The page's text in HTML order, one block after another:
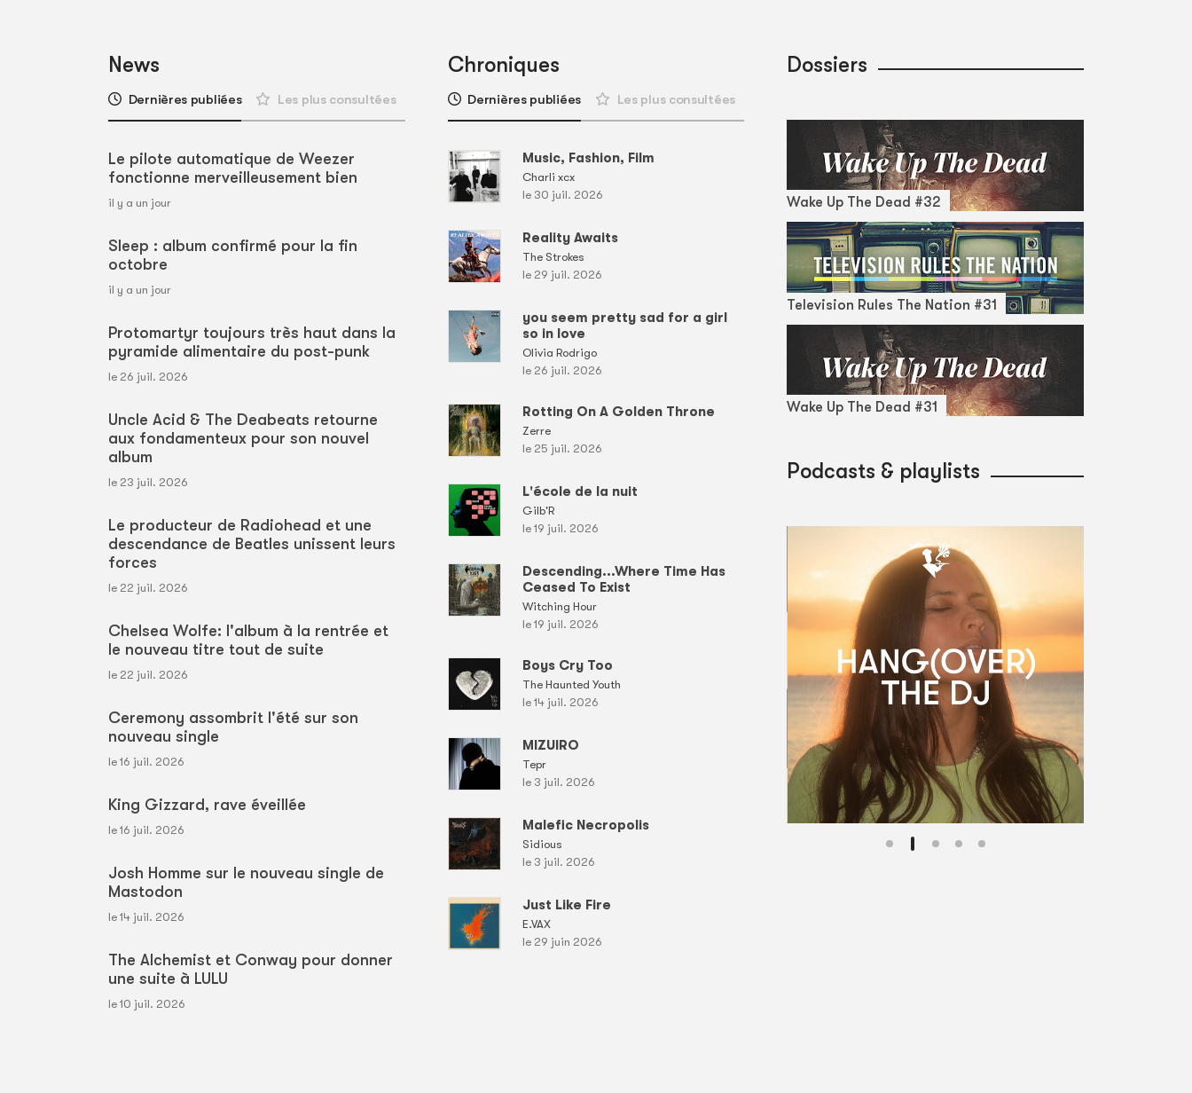
News
Dernières publiées Les plus consultées
Le pilote automatique de Weezer
fonctionne merveilleusement bien
il y a un jour
Sleep : album confirmé pour la fin
octobre
il y a un jour
Protomartyr toujours très haut dans la
pyramide alimentaire du post-punk
le 26 juil. 2026
Uncle Acid & The Deabeats retourne
aux fondamenteux pour son nouvel
album
le 23 juil. 2026
Le producteur de Radiohead et une
descendance de Beatles unissent leurs
forces
le 22 juil. 2026
Chelsea Wolfe: l'album à la rentrée et
le nouveau titre tout de suite
le 22 juil. 2026
Ceremony assombrit l'été sur son
nouveau single
le 16 juil. 2026
King Gizzard, rave éveillée
le 16 juil. 2026
Josh Homme sur le nouveau single de
Mastodon
le 14 juil. 2026
The Alchemist et Conway pour donner
une suite à LULU
le 10 juil. 2026
Chroniques
Dernières publiées Les plus consultées
Music, Fashion, Film
Charli xcx
le 30 juil. 2026
Reality Awaits
The Strokes
le 29 juil. 2026
you seem pretty sad for a girl
so in love
Olivia Rodrigo
le 26 juil. 2026
Rotting On A Golden Throne
Zerre
le 25 juil. 2026
L'école de la nuit
Gilb'R
le 19 juil. 2026
Descending...Where Time Has
Ceased To Exist
Witching Hour
le 19 juil. 2026
Boys Cry Too
The Haunted Youth
le 14 juil. 2026
MIZUIRO
Tepr
le 3 juil. 2026
Malefic Necropolis
Sidious
le 3 juil. 2026
Just Like Fire
E.VAX
le 29 juin 2026
Dossiers
Wake Up The Dead #32
Television Rules The Nation #31
Wake Up The Dead #31
Podcasts & playlists